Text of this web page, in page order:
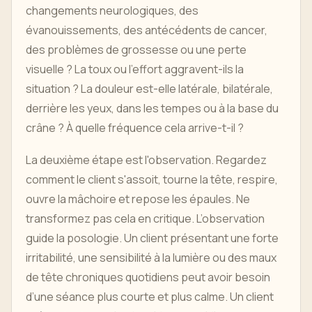
changements neurologiques, des
évanouissements, des antécédents de cancer,
des problèmes de grossesse ou une perte
visuelle ? La toux ou l’effort aggravent-ils la
situation ? La douleur est-elle latérale, bilatérale,
derrière les yeux, dans les tempes ou à la base du
crâne ? À quelle fréquence cela arrive-t-il ?
La deuxième étape est l'observation. Regardez
comment le client s'assoit, tourne la tête, respire,
ouvre la mâchoire et repose les épaules. Ne
transformez pas cela en critique. L’observation
guide la posologie. Un client présentant une forte
irritabilité, une sensibilité à la lumière ou des maux
de tête chroniques quotidiens peut avoir besoin
d’une séance plus courte et plus calme. Un client